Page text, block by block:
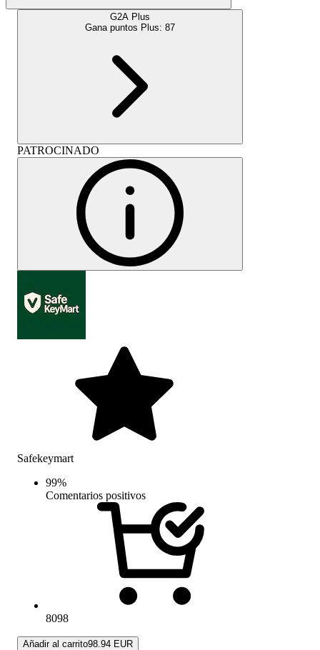
G2A Plus
Gana puntos Plus: 87
PATROCINADO
Safekeymart
99%
Comentarios positivos
8098
Añadir al carrito98.94 EUR